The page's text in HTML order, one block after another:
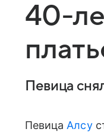
40-
Певица
Певица Алсу